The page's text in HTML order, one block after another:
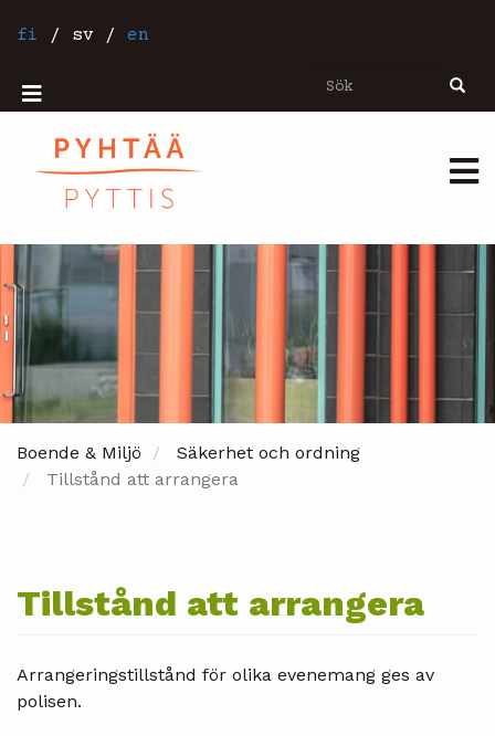
tillfi / sv / en
Sök Sök
Mobiilivalikko
Boende & Miljö
Säkerhet och ordning
Tillstånd att arrangera
Tillstånd att arrangera
Arrangeringstillstånd för olika evenemang ges av
polisen.